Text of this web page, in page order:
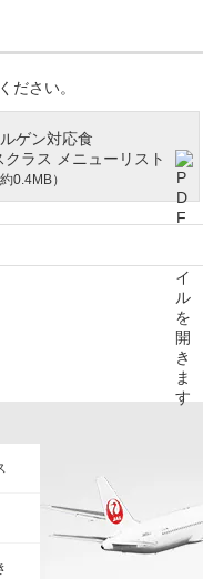
ださい。
ゲン対応食
ラス メニューリスト
0.4MB）